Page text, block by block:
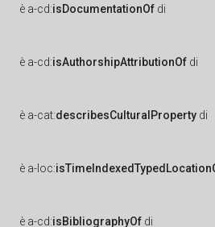
è a-cd:isDocumentationOf di
è a-cd:isAuthorshipAttributionOf di
è a-cat:describesCulturalProperty di
è a-loc:
è a-cd:isBibliographyOf di